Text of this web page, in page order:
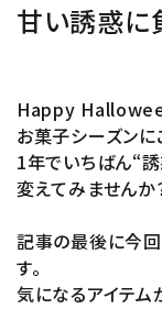
よくあるご質問
甘い誘惑に
Happy
お菓子シーズンに
1年でいちばん“
変えてみませんか
記事の最後に今
す。
気になるアイテム